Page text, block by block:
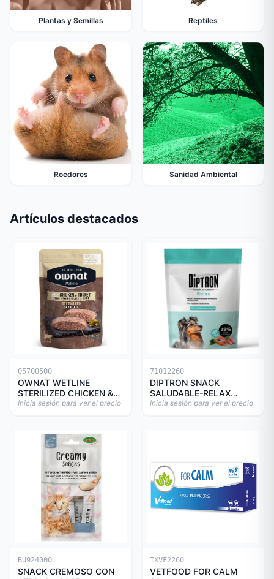
Plantas y Semillas Reptiles
Roedores Sanidad Ambiental
Artículos destacados
05700500
OWNAT WETLINE
STERILIZED CHICKEN &
TURKEY CAT 85gr
Inicia sesión para ver el precio
71012260
DIPTRON SNACK
SALUDABLE-RELAX
150GR
Inicia sesión para ver el precio
BU924000
SNACK CREMOSO CON
TXVF2260
VETFOOD FOR CALM